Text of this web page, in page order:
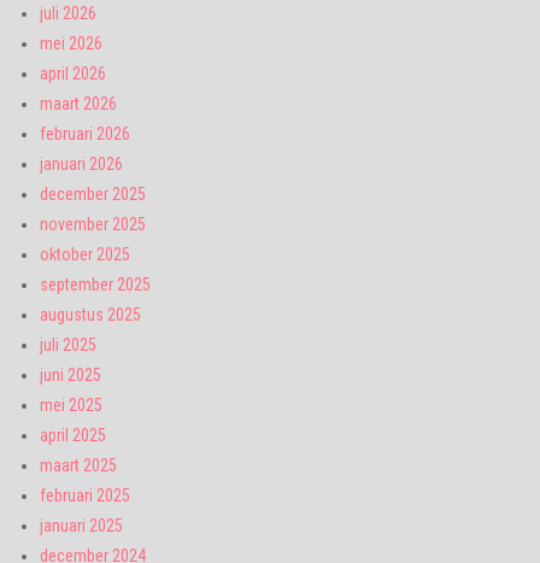
juli 2026
mei 2026
april 2026
maart 2026
februari 2026
januari 2026
december 2025
november 2025
oktober 2025
september 2025
augustus 2025
juli 2025
juni 2025
mei 2025
april 2025
maart 2025
februari 2025
januari 2025
december 2024